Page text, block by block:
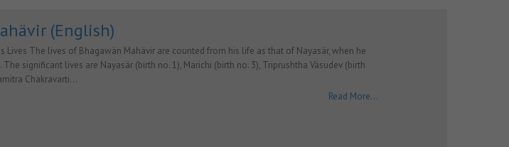
(English)
Lives The lives of Bhagawän Mahävir are counted from his life as that of Nayasär, when he
significant lives are Nayasär (birth no. 1), Marichi (birth no. 3), Triprushtha Väsudev (birth
Chakravarti…
Read More...